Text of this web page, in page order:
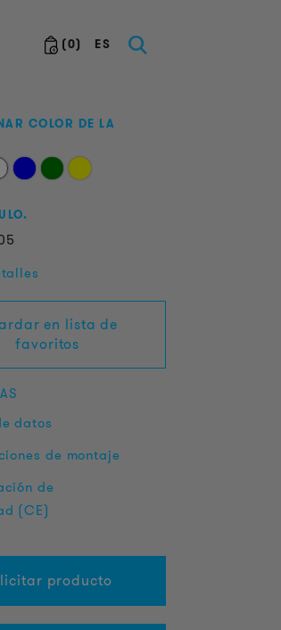
(0) ES
COLOR DE LA
en lista de
favoritos
datos
de montaje
de
(CE)
producto